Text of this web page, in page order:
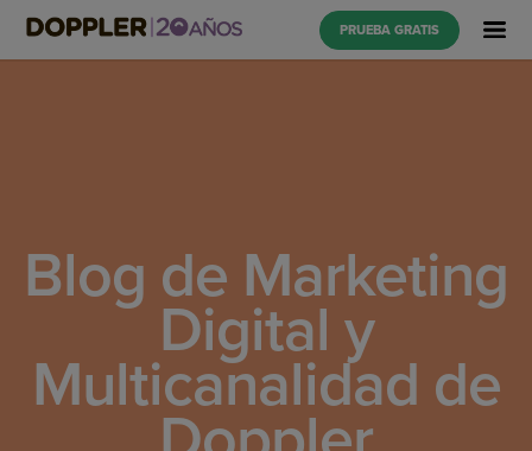
PRUEBA GRATIS
Blog de Marketing
Digital y
Multicanalidad de